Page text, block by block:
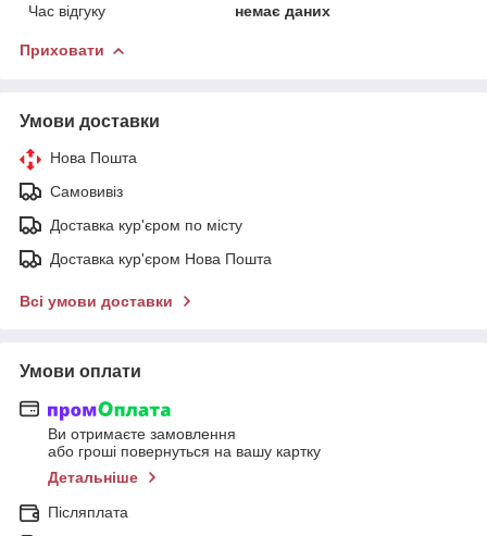
Час відгуку немає даних
Приховати
Умови доставки
Нова Пошта
Самовивіз
Доставка кур'єром по місту
Доставка кур'єром Нова Пошта
Всі умови доставки
Умови оплати
Ви отримаєте замовлення
або гроші повернуться на вашу картку
Детальніше
Післяплата